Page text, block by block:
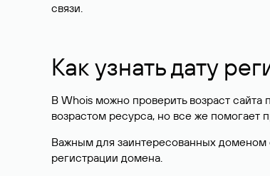
связи.
Как узнать дату
В Whois можно проверить возраст сайта
возрастом ресурса, но все же помогает
Важным для заинтересованных доменом
регистрации домена.